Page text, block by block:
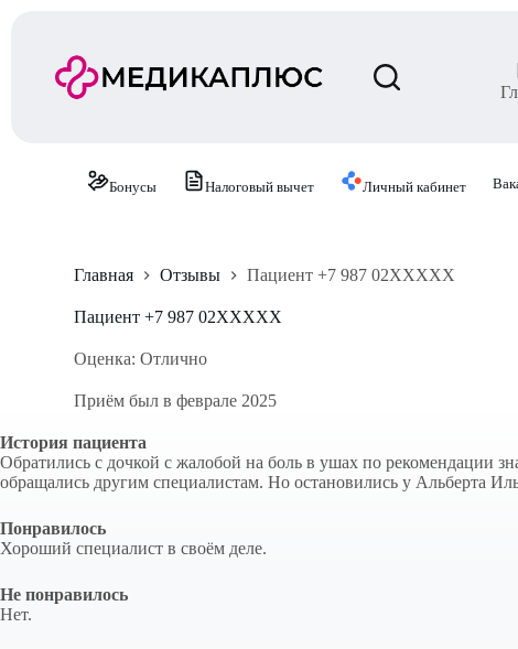
Бонусы Налоговый вычет Личный кабинет
Главная Отзывы Пациент +7 987 02XXXXX
Пациент +7 987 02XXXXX
Оценка: Отлично
Приём был в феврале 2025
История пациента
Обратились с дочкой с жалобой на боль в ушах по рекомендации
обращались другим специалистам. Но остановились у Альберта
Понравилось
Хороший специалист в своём деле.
Не понравилось
Нет.